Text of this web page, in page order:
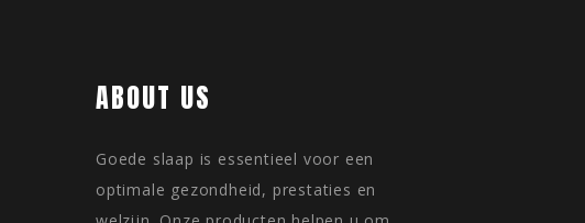
ABOUT US
Goede slaap is essentieel voor een
optimale gezondheid, prestaties en